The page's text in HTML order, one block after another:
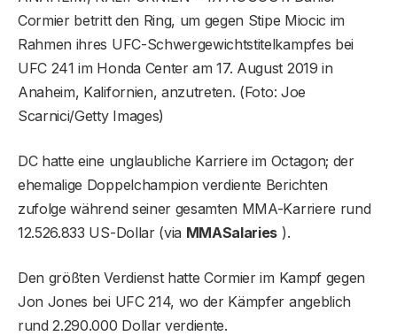
Cormier betritt den Ring, um gegen Stipe Miocic im
Rahmen ihres UFC-Schwergewichtstitelkampfes bei
UFC 241 im Honda Center am 17. August 2019 in
Anaheim, Kalifornien, anzutreten. (Foto: Joe
Scarnici/Getty Images)
DC hatte eine unglaubliche Karriere im Octagon; der
ehemalige Doppelchampion verdiente Berichten
zufolge während seiner gesamten MMA-Karriere rund
12.526.833 US-Dollar (via MMASalaries ).
Den größten Verdienst hatte Cormier im Kampf gegen
Jon Jones bei UFC 214, wo der Kämpfer angeblich
rund 2.290.000 Dollar verdiente.